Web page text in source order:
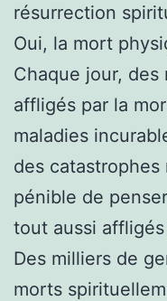
résurrection
Oui, la mort
Chaque jour,
affligés par la
maladies
des
pénible de
tout aussi
Des milliers de
morts